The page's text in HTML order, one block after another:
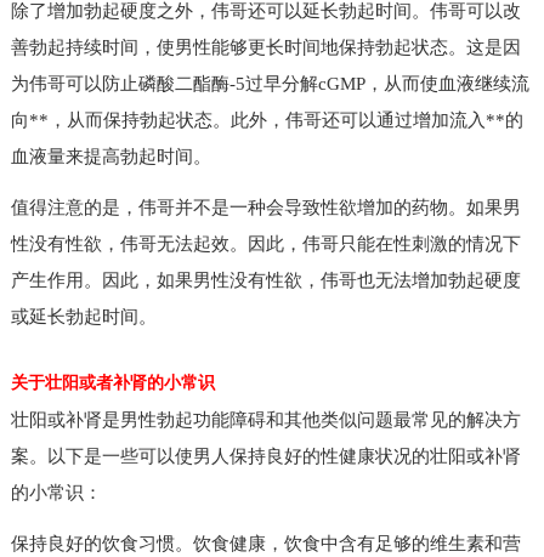
除了增加勃起硬度之外，伟哥还可以延长勃起时间。伟哥可以改
善勃起持续时间，使男性能够更长时间地保持勃起状态。这是因
为伟哥可以防止磷酸二酯酶-5过早分解cGMP，从而使血液继续流
向**，从而保持勃起状态。此外，伟哥还可以通过增加流入**的
血液量来提高勃起时间。
值得注意的是，伟哥并不是一种会导致性欲增加的药物。如果男
性没有性欲，伟哥无法起效。因此，伟哥只能在性刺激的情况下
产生作用。因此，如果男性没有性欲，伟哥也无法增加勃起硬度
或延长勃起时间。
关于壮阳或者补肾的小常识
壮阳或补肾是男性勃起功能障碍和其他类似问题最常见的解决方
案。以下是一些可以使男人保持良好的性健康状况的壮阳或补肾
的小常识：
保持良好的饮食习惯。饮食健康，饮食中含有足够的维生素和营